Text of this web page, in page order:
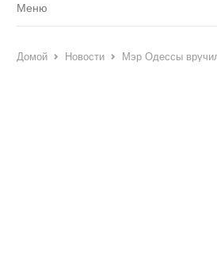
Menu
Меню
Домой Новости Мэр Одессы